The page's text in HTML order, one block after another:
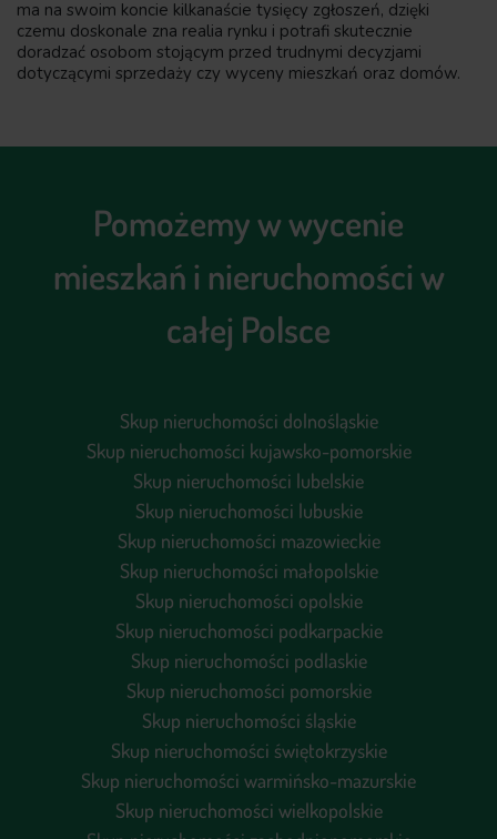
ma na swoim koncie kilkanaście tysięcy zgłoszeń, dzięki
czemu doskonale zna realia rynku i potrafi skutecznie
doradzać osobom stojącym przed trudnymi decyzjami
dotyczącymi sprzedaży czy wyceny mieszkań oraz domów.
Pomożemy w wycenie
mieszkań i nieruchomości w
całej Polsce
Skup nieruchomości dolnośląskie
Skup nieruchomości kujawsko-pomorskie
Skup nieruchomości lubelskie
Skup nieruchomości lubuskie
Skup nieruchomości mazowieckie
Skup nieruchomości małopolskie
Skup nieruchomości opolskie
Skup nieruchomości podkarpackie
Skup nieruchomości podlaskie
Skup nieruchomości pomorskie
Skup nieruchomości śląskie
Skup nieruchomości świętokrzyskie
Skup nieruchomości warmińsko-mazurskie
Skup nieruchomości wielkopolskie